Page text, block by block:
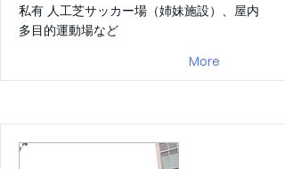
私有 人工芝サッカー場（姉妹施設）、屋内
多目的運動場など
More